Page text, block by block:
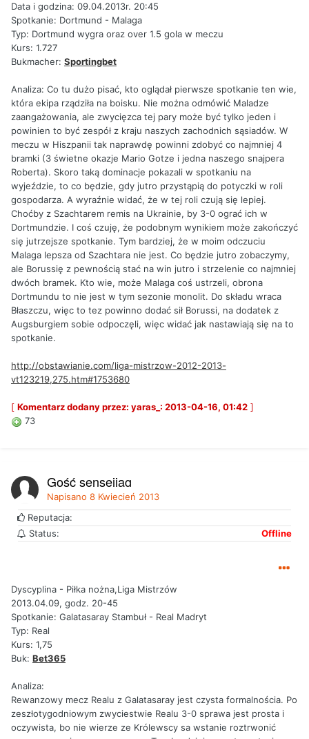
Data i godzina: 09.04.2013r. 20:45
Spotkanie: Dortmund - Malaga
Typ: Dortmund wygra oraz over 1.5 gola w meczu
Kurs: 1.727
Bukmacher: Sportingbet
Analiza: Co tu dużo pisać, kto oglądał pierwsze spotkanie ten wie,
która ekipa rządziła na boisku. Nie można odmówić Maladze
zaangażowania, ale zwycięzca tej pary może być tylko jeden i
powinien to być zespół z kraju naszych zachodnich sąsiadów. W
meczu w Hiszpanii tak naprawdę powinni zdobyć co najmniej 4
bramki (3 świetne okazje Mario Gotze i jedna naszego snajpera
Roberta). Skoro taką dominacje pokazali w spotkaniu na
wyjeździe, to co będzie, gdy jutro przystąpią do potyczki w roli
gospodarza. A wyraźnie widać, że w tej roli czują się lepiej.
Choćby z Szachtarem remis na Ukrainie, by 3-0 ograć ich w
Dortmundzie. I coś czuję, że podobnym wynikiem może zakończyć
się jutrzejsze spotkanie. Tym bardziej, że w moim odczuciu
Malaga lepsza od Szachtara nie jest. Co będzie jutro zobaczymy,
ale Borussię z pewnością stać na win jutro i strzelenie co najmniej
dwóch bramek. Kto wie, może Malaga coś ustrzeli, obrona
Dortmundu to nie jest w tym sezonie monolit. Do składu wraca
Błaszczu, więc to tez powinno dodać sił Borussi, na dodatek z
Augsburgiem sobie odpoczęli, więc widać jak nastawiają się na to
spotkanie.
http://obstawianie.com/liga-mistrzow-2012-2013-
vt123219,275.htm#1753680
[ Komentarz dodany przez: yaras_: 2013-04-16, 01:42 ]
73
Gość sensejjag
Napisano 8 Kwiecień 2013
Reputacja:
Status:
Offline
Dyscyplina - Piłka nożna,Liga Mistrzów
2013.04.09, godz. 20-45
Spotkanie: Galatasaray Stambuł - Real Madryt
Typ: Real
Kurs: 1,75
Buk: Bet365
Analiza:
Rewanzowy mecz Realu z Galatasaray jest czysta formalnościa. Po
zeszłotygodniowym zwyciestwie Realu 3-0 sprawa jest prosta i
oczywista, bo nie wierze ze Królewscy sa wstanie roztrwonić